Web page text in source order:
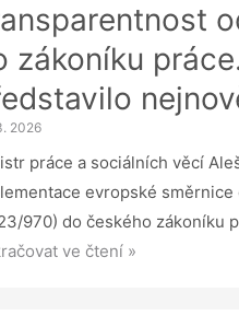
zákoníku
2026
práce a sociálních věcí
evropské
970) do českého zákoníku
ve čtení »